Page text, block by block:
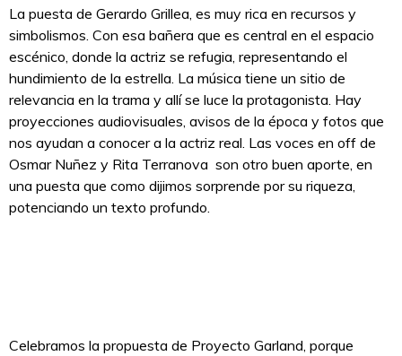
La puesta de Gerardo Grillea, es muy rica en recursos y
simbolismos. Con esa bañera que es central en el espacio
escénico, donde la actriz se refugia, representando el
hundimiento de la estrella. La música tiene un sitio de
relevancia en la trama y allí se luce la protagonista. Hay
proyecciones audiovisuales, avisos de la época y fotos que
nos ayudan a conocer a la actriz real. Las voces en off de
Osmar Nuñez y Rita Terranova son otro buen aporte, en
una puesta que como dijimos sorprende por su riqueza,
potenciando un texto profundo.
Celebramos la propuesta de Proyecto Garland, porque